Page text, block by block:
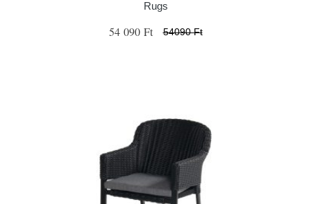
Rugs
54 090 Ft 54090 Ft